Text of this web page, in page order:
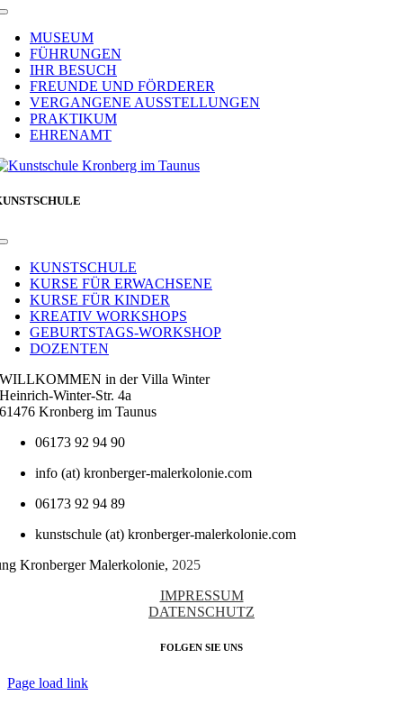
Toggle
NavigationMUSEUM
FÜHRUNGEN
IHR BESUCH
FREUNDE UND FÖRDERER
VERGANGENE AUSSTELLUNGEN
PRAKTIKUM
EHRENAMT
Toggle
NavigationKUNSTSCHULE
KURSE FÜR ERWACHSENE
KURSE FÜR KINDER
KREATIV WORKSHOPS
GEBURTSTAGS-WORKSHOP
DOZENTEN
WILLKOMMEN in der Villa Winter
Heinrich-Winter-Str. 4a
61476 Kronberg im Taunus
06173 92 94 90
info (at) kronberger-malerkolonie.com
06173 92 94 89
kunstschule (at) kronberger-malerkolonie.com
Kronberger Malerkolonie, 2025
IMPRESSUM
DATENSCHUTZ
FOLGEN SIE UNS
Page load link